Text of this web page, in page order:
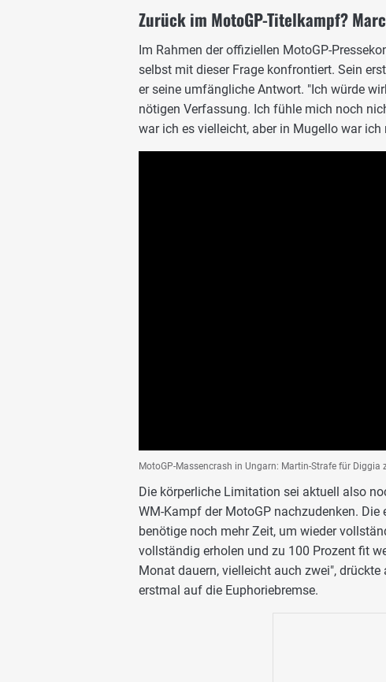
Zurück im MotoGP-Titelkampf?
Im Rahmen der offiziellen MotoGP-
selbst mit dieser Frage konfrontiert. Sein
er seine umfängliche Antwort. "Ich würde
nötigen Verfassung. Ich fühle mich noch
war ich es vielleicht, aber in Mugello war
MotoGP-Massencrash in Ungarn: Martin-Strafe für Diggia
Die körperliche Limitation sei aktuell also
WM-Kampf der MotoGP nachzudenken.
benötige noch mehr Zeit, um wieder
vollständig erholen und zu 100 Prozent fit
Monat dauern, vielleicht auch zwei", drückte
erstmal auf die Euphoriebremse.